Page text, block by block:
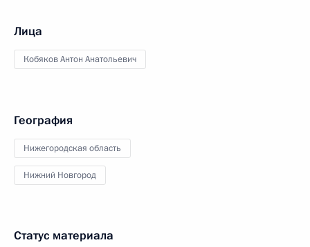
Лица
Кобяков Антон Анатольевич
География
Нижегородская область
Нижний Новгород
Статус материала